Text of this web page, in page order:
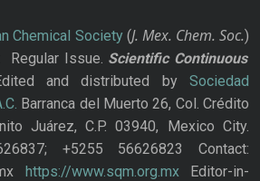
Chemical Society(J. Mex. Chem. Soc.)
Regular Issue. Scientific Continuous
and distributed bySociedad
Barranca del Muerto 26, Col. Crédito
Juárez, C.P. 03940, Mexico City.
+5255 56626823 Contact:
https://www.sqm.org.mxEditor-in-